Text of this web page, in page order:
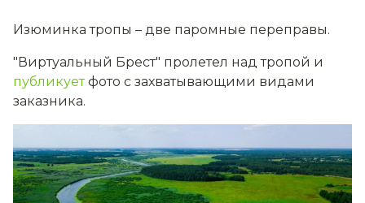
Изюминка тропы – две паромные переправы.
"Виртуальный Брест" пролетел над тропой и
публикуетфото с захватывающими видами
заказника.